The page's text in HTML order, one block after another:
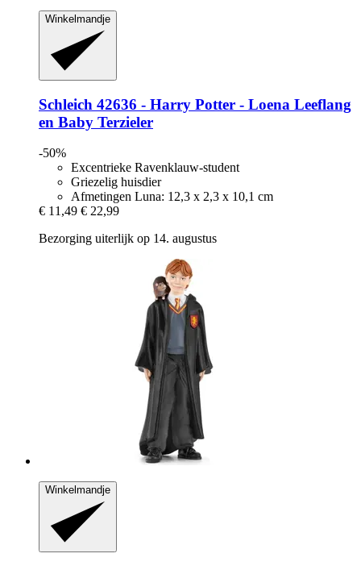
Winkelmandje
Schleich 42636 -​ Harry Potter -​ Loena Leeflang
en Baby Terzieler
-50%
Excentrieke Ravenklauw-student
Griezelig huisdier
Afmetingen Luna: 12,3 x 2,3 x 10,1 cm
€ 11,49 € 22,99
Bezorging uiterlijk op 14. augustus
Winkelmandje